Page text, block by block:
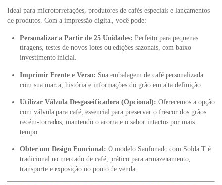
Ideal para microtorrefações, produtores de cafés especiais e lançamentos
de produtos. Com a impressão digital, você pode:
Personalizar a Partir de 25 Unidades: Perfeito para pequenas
tiragens, testes de novos lotes ou edições sazonais, com baixo
investimento inicial.
Imprimir Frente e Verso: Sua embalagem de café personalizada
com sua marca, história e informações do grão em alta definição.
Utilizar Válvula Desgaseificadora (Opcional): Oferecemos a opção
com válvula para café, essencial para preservar o frescor dos grãos
recém-torrados, mantendo o aroma e o sabor intactos por mais
tempo.
Obter um Design Funcional: O modelo Sanfonado com Solda T é
tradicional no mercado de café, prático para armazenamento,
transporte e exposição no ponto de venda.